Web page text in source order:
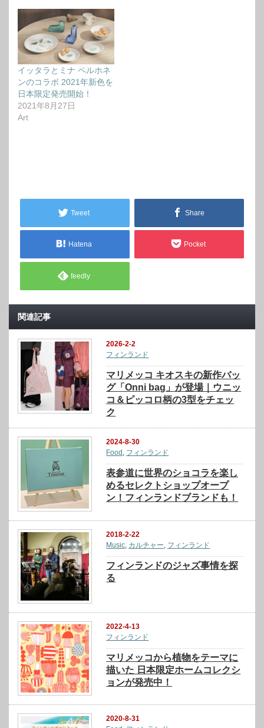
イッタラとミナ ペルホネ
ンのコラボ 2021年新色を
日本限定発売開始！
2021年8月27日
Art
Tweet Share
Hatena Pocket
feedly
関連記事
2026-2-2
フィンランド
マリメッコ キオスキの新作バッ
グ「Onni bag」が登場｜ウニッ
コ＆ピッコロ柄の3型をチェッ
ク
2024-8-30
Food , フィンランド
表参道に世界のショコラを楽し
めるセレクトショップオープ
ン！フィンランドブランドも！
2018-2-22
Music カルチャー フィンランド
フィンランドのジャズ事情を探
る
2022-4-13
フィンランド
マリメッコから植物をテーマに
描いた 日本限定ホームコレクシ
ョンが発売中！
2020-8-31